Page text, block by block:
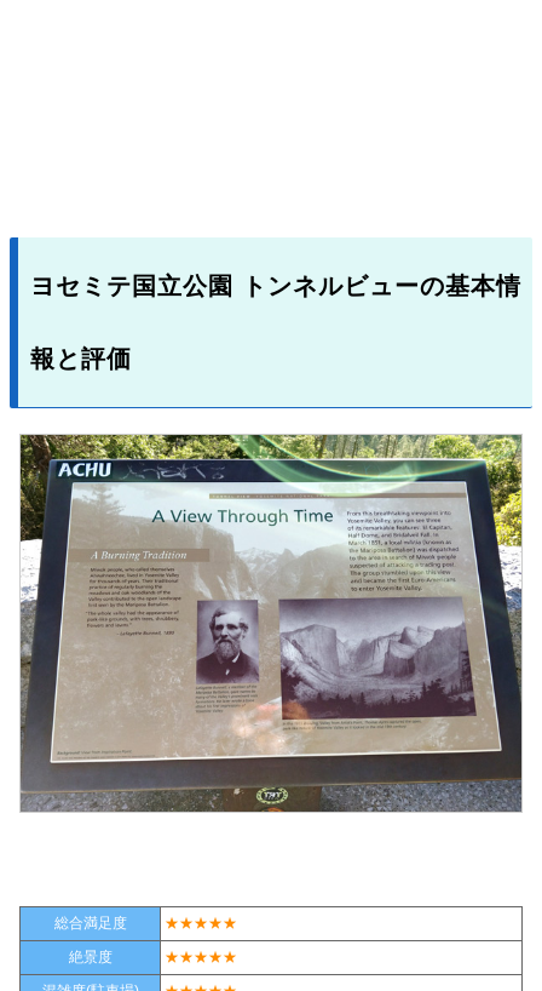
ヨセミテ国立公園 トンネルビューの基本情
報と評価
総合満足度
★★★★★
絶景度
★★★★★